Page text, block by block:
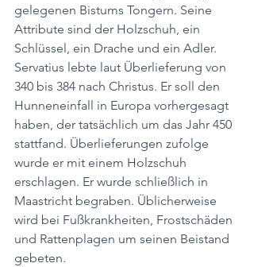
gelegenen Bistums Tongern. Seine
Attribute sind der Holzschuh, ein
Schlüssel, ein Drache und ein Adler.
Servatius lebte laut Überlieferung von
340 bis 384 nach Christus. Er soll den
Hunneneinfall in Europa vorhergesagt
haben, der tatsächlich um das Jahr 450
stattfand. Überlieferungen zufolge
wurde er mit einem Holzschuh
erschlagen. Er wurde schließlich in
Maastricht begraben. Üblicherweise
wird bei Fußkrankheiten, Frostschäden
und Rattenplagen um seinen Beistand
gebeten.